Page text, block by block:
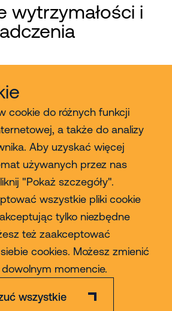
cookie do różnych funkcji
a także do analizy
Aby uzyskać więcej
używanych przez nas
"Pokaż szczegóły".
wszystkie pliki cookie
tylko niezbędne
też zaakceptować
cookies. Możesz zmienić
momencie.
wszystkie
wytrzymałości i